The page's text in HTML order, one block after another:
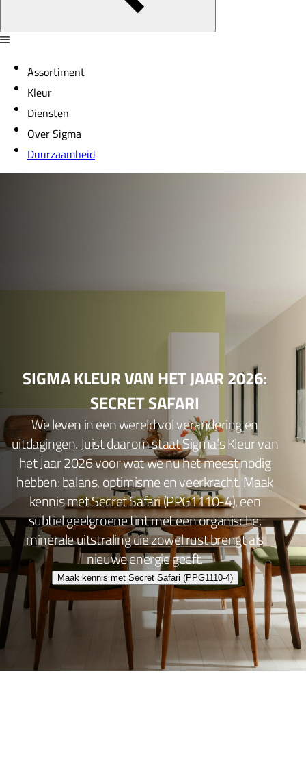
Assortiment
Kleur
Diensten
Over Sigma
Duurzaamheid
SIGMA KLEUR VAN HET JAAR 2026:
SECRET SAFARI
We leven in een wereld vol verandering en
uitdagingen. Juist daarom staat Sigma’s Kleur van
het Jaar 2026 voor wat we nu het meest nodig
hebben: balans, optimisme en veerkracht. Maak
kennis met Secret Safari (PPG1110-4), een
subtiel geelgroene tint met een organische,
minerale uitstraling die zowel rust brengt als
nieuwe energie geeft.
Maak kennis met Secret Safari (PPG1110-4)